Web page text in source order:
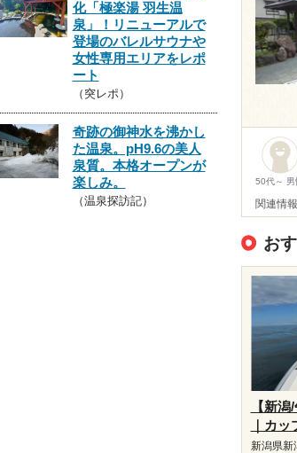
50代～ 男
関連情報
お
【新
｜カ
新潟県新
化「極楽湯 羽生温
泉」！リニューアルで
登場のバレルサウナや
女性専用エリアをレポ
ート
（突レポ）
奇跡の御神水を沸かし
た温泉。pH9.6の美人
泉質。本格オープンが
楽しみ。
（温泉探訪記）